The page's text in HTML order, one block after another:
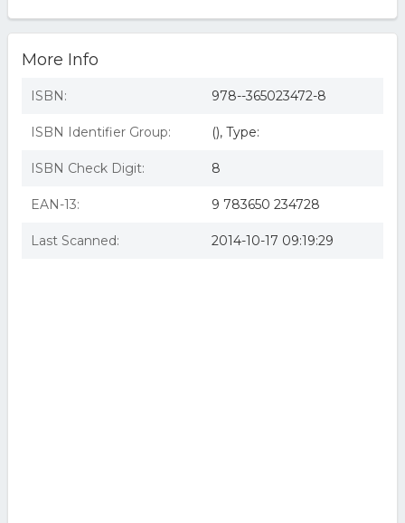
More Info
ISBN: 978--365023472-8
ISBN Identifier Group: (), Type:
ISBN Check Digit: 8
EAN-13: 9 783650 234728
Last Scanned: 2014-10-17 09:19:29